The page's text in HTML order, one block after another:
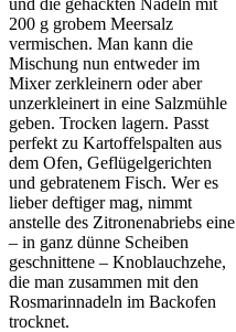
200 g grobem Meersalz
vermischen. Man kann die
Mischung nun entweder im
Mixer zerkleinern oder aber
unzerkleinert in eine Salzmühle
geben. Trocken lagern. Passt
perfekt zu Kartoffelspalten aus
dem Ofen, Geflügelgerichten
und gebratenem Fisch. Wer es
lieber deftiger mag, nimmt
anstelle des Zitronenabriebs eine
– in ganz dünne Scheiben
geschnittene – Knoblauchzehe,
die man zusammen mit den
Rosmarinnadeln im Backofen
trocknet.